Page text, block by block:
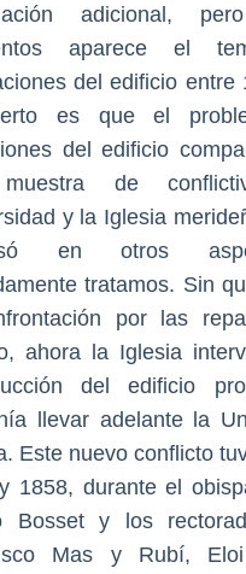
adicional,
aparece el
del edificio entre
es que el
del edificio
de
y la Iglesia
en otros
tratamos. Sin
por las
ahora la Iglesia
del edificio
llevar adelante la
Este nuevo conflicto
1858, durante el
Bosset y los
Mas y Rubí,